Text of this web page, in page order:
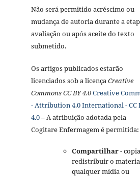
Não será permitido acréscimo ou
mudança de autoria durante a
avaliação ou após aceite do texto
submetido.
Os artigos publicados estarão
licenciados sob a licença Creative
Commons CC BY 4.0Creative
- Attribution 4.0 International - CC
4.0– A atribuição adotada pela
Cogitare Enfermagem é permitida:
Compartilhar-
redistribuir o
qualquer mídia ou